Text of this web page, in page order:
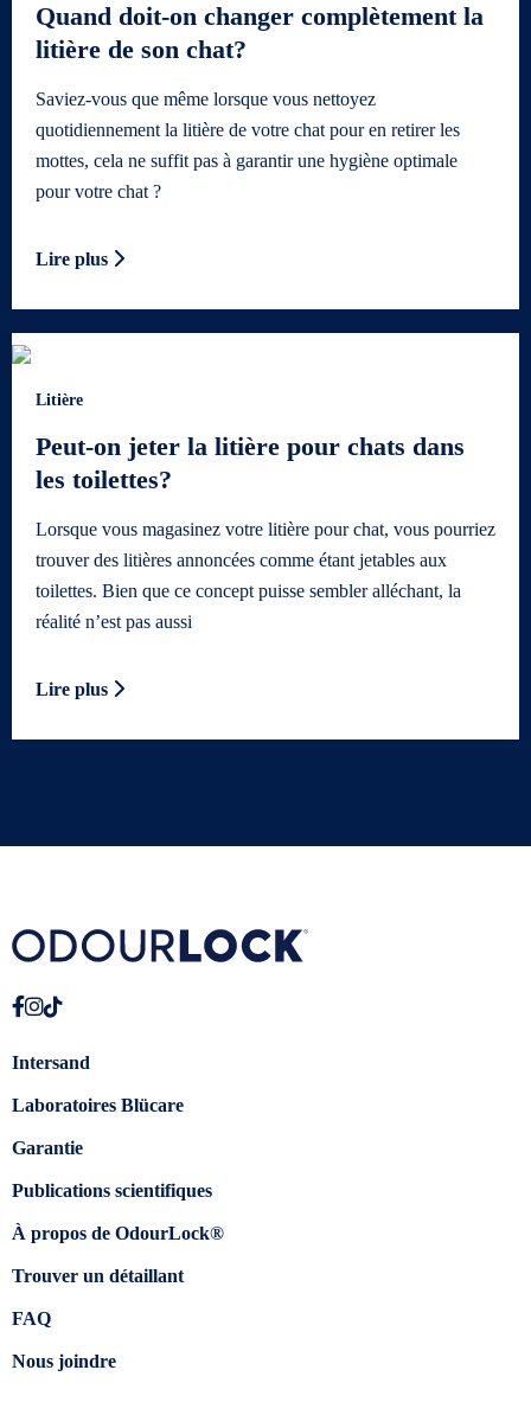
Quand doit-on changer complètement la
litière de son chat?
Saviez-vous que même lorsque vous nettoyez
quotidiennement la litière de votre chat pour en retirer les
mottes, cela ne suffit pas à garantir une hygiène optimale
pour votre chat ?
Lire plus
Litière
Peut-on jeter la litière pour chats dans
les toilettes?
Lorsque vous magasinez votre litière pour chat, vous pourriez
trouver des litières annoncées comme étant jetables aux
toilettes. Bien que ce concept puisse sembler alléchant, la
réalité n’est pas aussi
Lire plus
Intersand
Laboratoires Blücare
Garantie
Publications scientifiques
À propos de OdourLock®
Trouver un détaillant
FAQ
Nous joindre